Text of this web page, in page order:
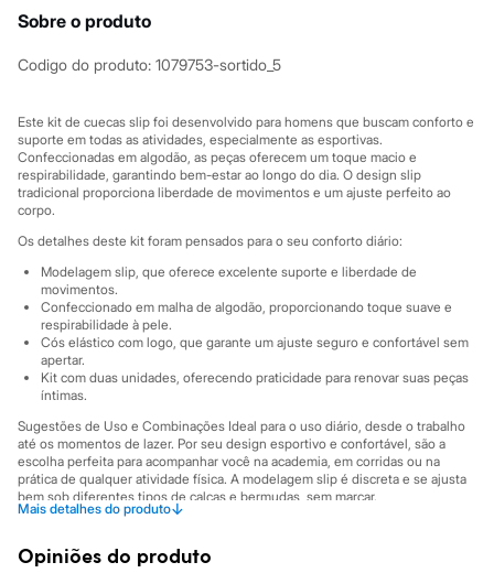
City
Mindset
Moda esportiva
Acessórios
Blusas
Calçados
Leggings
Shorts e Bermudas
Tops
Moda íntima
Calcinhas
Cintas e Modeladores
Meias
Pijamas
Sutiãs e Tops
Moda praia
Biquínis
Maiôs
Saídas de praia
Personagens
Plus size
Blusas e Camisetas
Calças
Jeans
Sobre o produto
Codigo do produto: 1079753-sortido_5
Este kit de cuecas slip foi desenvolvido para homens que buscam conforto e
suporte em todas as atividades, especialmente as esportivas.
Confeccionadas em algodão, as peças oferecem um toque macio e
respirabilidade, garantindo bem-estar ao longo do dia. O design slip
tradicional proporciona liberdade de movimentos e um ajuste perfeito ao
corpo.
Os detalhes deste kit foram pensados para o seu conforto diário:
Modelagem slip, que oferece excelente suporte e liberdade de
movimentos.
Confeccionado em malha de algodão, proporcionando toque suave e
respirabilidade à pele.
Cós elástico com logo, que garante um ajuste seguro e confortável sem
apertar.
Kit com duas unidades, oferecendo praticidade para renovar suas peças
íntimas.
Sugestões de Uso e Combinações Ideal para o uso diário, desde o trabalho
até os momentos de lazer. Por seu design esportivo e confortável, são a
escolha perfeita para acompanhar você na academia, em corridas ou na
prática de qualquer atividade física. A modelagem slip é discreta e se ajusta
bem sob diferentes tipos de calças e bermudas, sem marcar.
Mais detalhes do produto↓
Informacoes gerais:
Opiniões do produto